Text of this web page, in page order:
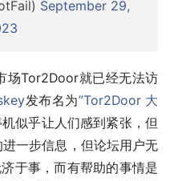
September 29,
场Tor2Door就已经无法访
发布名为”Tor2Door 大
似乎让人们感到紧张，但
一步信息，但论坛用户无
于事，而有帮助的事情是